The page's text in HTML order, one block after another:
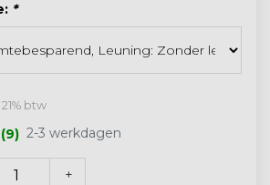
*
btw
2-3 werkdagen
+